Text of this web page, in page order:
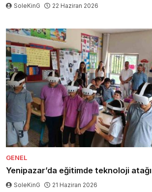
SoleKinG 22 Haziran 2026
GENEL
Yenipazar’da eğitimde teknoloji atağı
SoleKinG 21 Haziran 2026